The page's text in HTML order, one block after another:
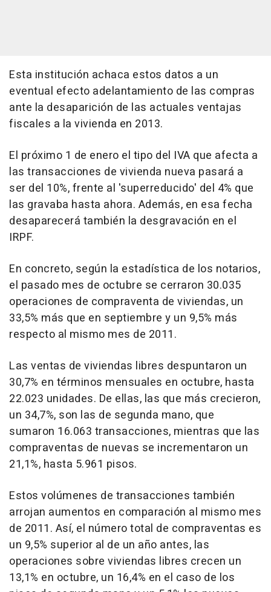
Esta institución achaca estos datos a un
eventual efecto adelantamiento de las compras
ante la desaparición de las actuales ventajas
fiscales a la vivienda en 2013.
El próximo 1 de enero el tipo del IVA que afecta a
las transacciones de vivienda nueva pasará a
ser del 10%, frente al 'superreducido' del 4% que
las gravaba hasta ahora. Además, en esa fecha
desaparecerá también la desgravación en el
IRPF.
En concreto, según la estadística de los notarios,
el pasado mes de octubre se cerraron 30.035
operaciones de compraventa de viviendas, un
33,5% más que en septiembre y un 9,5% más
respecto al mismo mes de 2011.
Las ventas de viviendas libres despuntaron un
30,7% en términos mensuales en octubre, hasta
22.023 unidades. De ellas, las que más crecieron,
un 34,7%, son las de segunda mano, que
sumaron 16.063 transacciones, mientras que las
compraventas de nuevas se incrementaron un
21,1%, hasta 5.961 pisos.
Estos volúmenes de transacciones también
arrojan aumentos en comparación al mismo mes
de 2011. Así, el número total de compraventas es
un 9,5% superior al de un año antes, las
operaciones sobre viviendas libres crecen un
13,1% en octubre, un 16,4% en el caso de los